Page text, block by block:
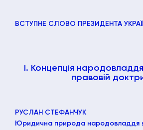
ВСТУПНЕ СЛОВО ПРЕЗИДЕНТА
І. Концепція народовладдя
правовій
РУСЛАН СТЕФАНЧУК
Юридична природа народовладдя